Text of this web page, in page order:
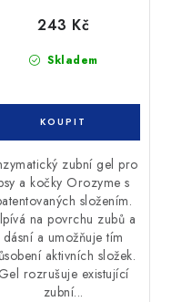
Skladem
243 Kč
zubní gel pro
a kočky Orozyme s
složením.
na povrchu zubů a
dásní a umožňuje tím
aktivních složek.
Gel rozrušuje existující
zubní...